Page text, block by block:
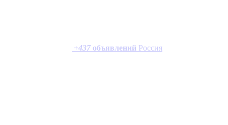
+437 объявлений Россия